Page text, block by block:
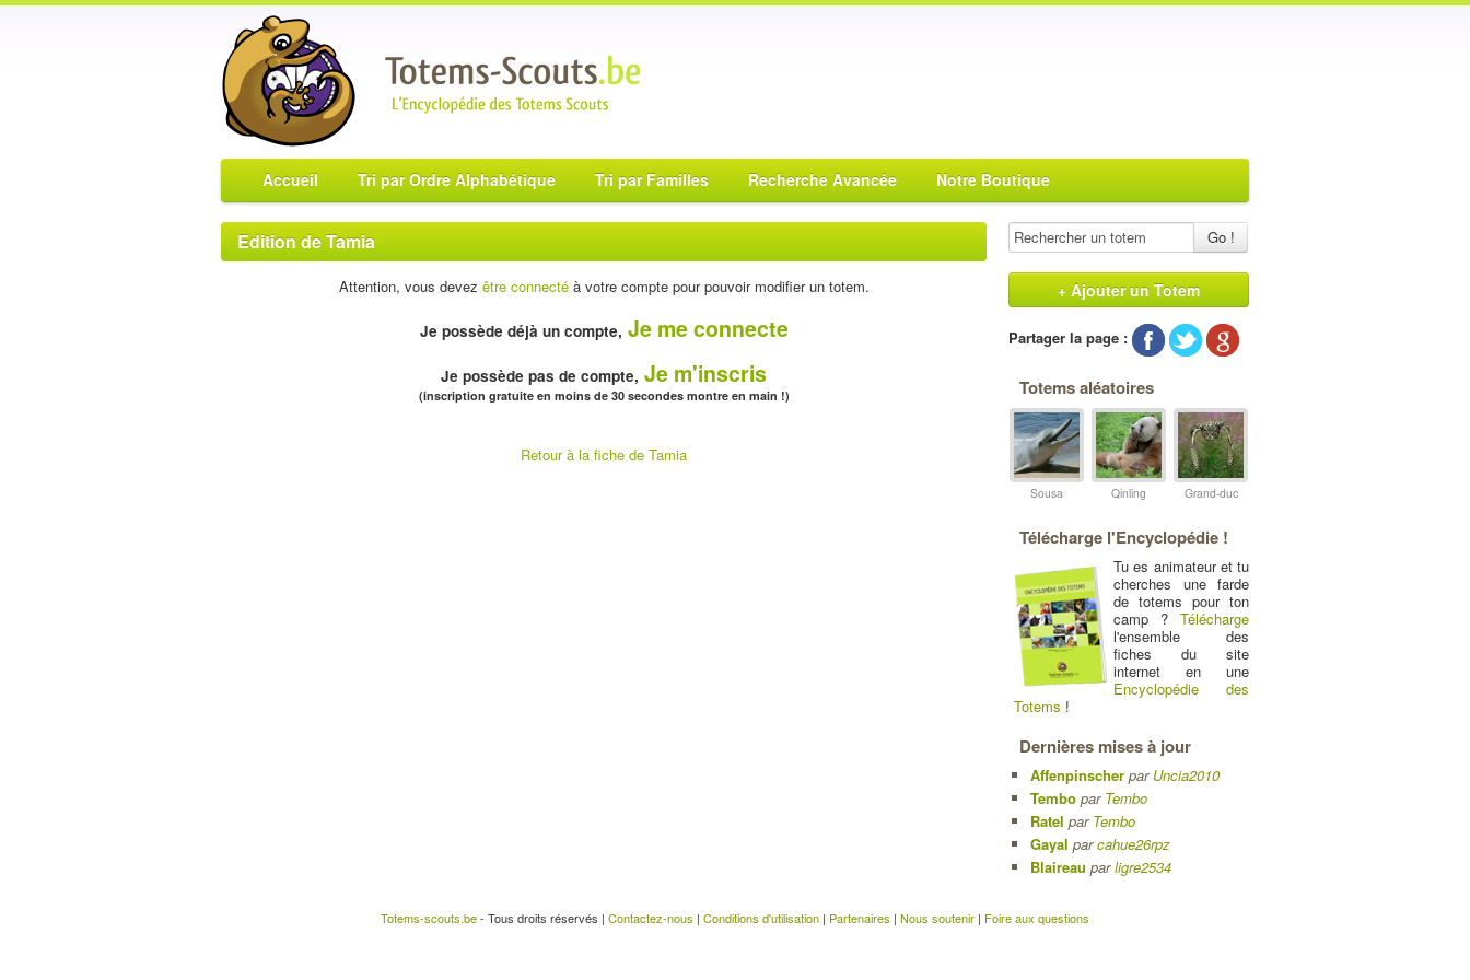
Accueil Tri par Ordre Alphabétique Tri par Familles Recherche Avancée Notre Boutique
Edition de Tamia
Attention, vous devez être connectéà votre compte pour pouvoir modifier un totem.
Je possède déjà un compte, Je me connecte
Je possède pas de compte, Je m'inscris
(inscription gratuite en moins de 30 secondes montre en main !)
Retour à la fiche de Tamia
Go !
+ Ajouter un Totem
Partager la page :
Totems aléatoires
Sousa Qinling Grand-duc
Télécharge l'Encyclopédie !
Tu es animateur et tu
cherches une farde
de totems pour ton
camp ? Télécharge
l'ensemble des
fiches du site
internet en une
Encyclopédie des
Totems !
Dernières mises à jour
Affenpinscher par Uncia2010
Tembo par Tembo
Ratel par Tembo
Gayal parcahue26rpz
Blaireau parligre2534
Totems-scouts.be- Tous droits réservés | Contactez-nous | Conditions d'utilisation | Partenaires | Nous soutenir | Foire aux questions